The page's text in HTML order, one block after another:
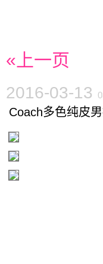
«上一页
2016-03-13
Coach多色纯皮